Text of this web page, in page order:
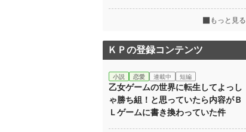
もっと見る
ＫＰの登録コンテンツ
小説 恋愛 連載中 短編
乙女ゲームの世界に転生してよっし
ゃ勝ち組！と思っていたら内容がＢ
Ｌゲームに書き換わっていた件